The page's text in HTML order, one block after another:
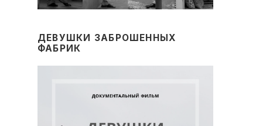
ДЕВУШКИ ЗАБРОШЕННЫХ
ФАБРИК